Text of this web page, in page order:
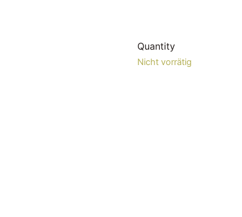
Quantity
Nicht vorrätig